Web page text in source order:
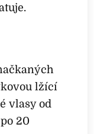
lžící
vlasy od
20